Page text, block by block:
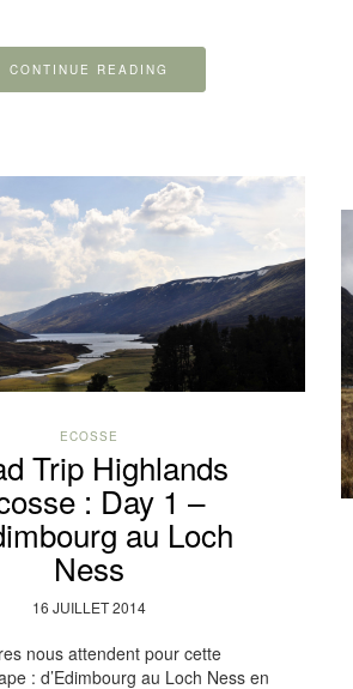
CONTINUE READING
ECOSSE
Trip Highlands
: Day 1 –
au Loch
Ness
16 JUILLET 2014
nous attendent pour cette
: d’Edimbourg au Loch Ness en